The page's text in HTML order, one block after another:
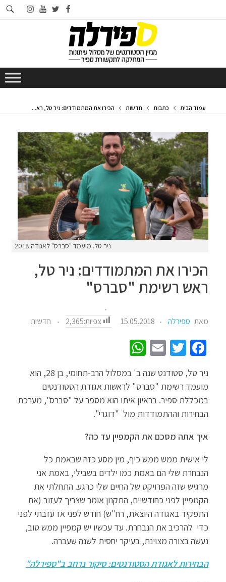
facebook
twitter
youtube
instagram
עמוד הבית כתבות חדשות הכירו את המתמודדים: ניר טל, רא...
ניר טל. מועמד "סברס" לאגודה 2018
הכירו את המתמודדים: ניר טל,
ראש רשימת "סברס"
מאת ספירלה 15.05.2018 צפיות:2,365 חדשות
Fa
ce
b
o
o
T
tt
er
E
ail
at
sA
p
ניר טל, סטודנט שנה ב' במסלול הרב-תחומי, בן 28, הוא
מועמד רשימת "סברס" לראשות אגודת הסטודנטים
במכללת ספיר. בראיון איתו הוא מספר על "סברס", מערכת
הבחירות וההתמודדות מול "דוגרי".
איך אתה מסכם את הקמפיין עד כה?
לי אישית ממש ממש כיף, מין מסע כזה שבאמת כל
הנבחרת שלי הם באמת כמו ילדים בשבילי, באמת אני
מרגיש שזה הפרויקט של החיים שלי כרגע. התחלתי את
הקמפיין לפני כחודשיים, התקנון אומר שצריך לעזוב (את
התפקיד באגודה היוצאת, רח"ש) חודש לפני אז עזבתי לפני
כדי להרכיב את הנבחרת. עד עכשיו יש קמפיין ממש טוב,
נעשה בצורה מצוינת, בעיקר יחסית לשנה שעברה.
הבחירות לאגודת הסטודנטים: סיקור נרחב ב"ספירלה"